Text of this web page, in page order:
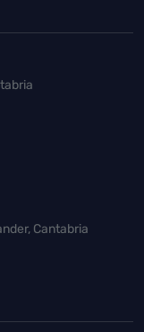
Cantabria